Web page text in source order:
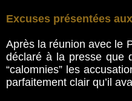
Excuses présentées
Après la réunion avec le
déclaré à la presse que
“calomnies” les
parfaitement clair qu’il